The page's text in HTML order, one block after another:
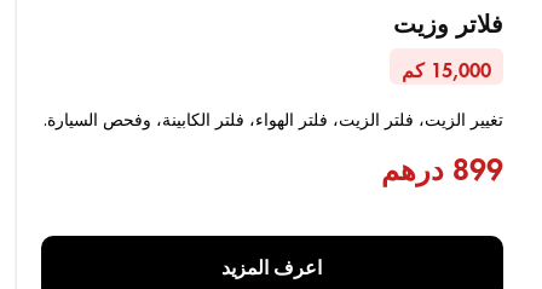
فلاتر وزيت
15,000 كم
تغيير الزيت، فلتر الزيت، فلتر الهواء، فلتر الكابينة، وفحص السيارة.
899 درهم
اعرف المزيد